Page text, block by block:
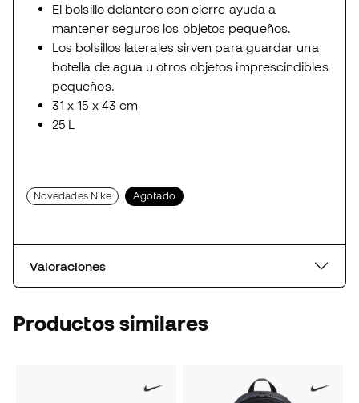
El bolsillo delantero con cierre ayuda a
mantener seguros los objetos pequeños.
Los bolsillos laterales sirven para guardar una
botella de agua u otros objetos imprescindibles
pequeños.
31 x 15 x 43 cm
25 L
Novedades Nike Agotado
Valoraciones
Productos similares